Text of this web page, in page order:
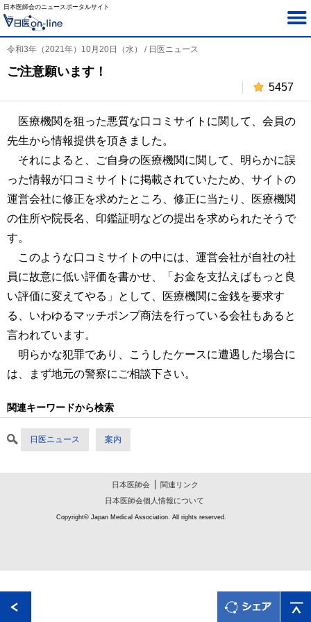
日本医師会のニュースポータルサイト
令和3年（2021年）10月20日（水） / 日医ニュース
ご注意願います！
5457
医療機関を狙った悪質な口コミサイトに関して、会員の
先生から情報提供を頂きました。
それによると、ご自身の医療機関に関して、明らかに誤
った情報が口コミサイトに掲載されていたため、サイトの
運営会社に修正を求めたところ、修正に当たり、医療機関
の住所や院長名、印鑑証明などの提出を求められたそうで
す。
このような口コミサイトの中には、運営会社が自社の社
員に故意に低い評価を書かせ、「お金を支払えばもっと良
い評価に変えてやる」として、医療機関に金銭を要求す
る、いわゆるマッチポンプ商法を行っている会社もあると
言われています。
明らかな犯罪であり、こうしたケースに遭遇した場合に
は、まず地元の警察にご相談下さい。
関連キーワードから検索
日医ニュース 案内
日本医師会
関連リンク
日本医師会個人情報について
Copyright© Japan Medical Association. All rights reserved.